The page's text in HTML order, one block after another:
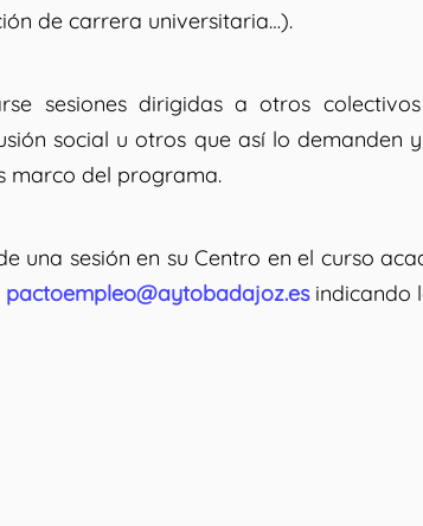
de carrera universitaria…).
sesiones dirigidas a otros
social u otros que así lo demanden
marco del programa.
una sesión en su Centro en el curso
pactoempleo@aytobadajoz.esindicando